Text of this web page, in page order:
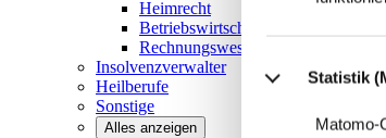
Statistik
Matomo-
Heimrecht
Betriebswirtschaftliche Beratung
Rechnungswesen/Controlling
Insolvenzverwalter
Heilberufe
Sonstige
Alles anzeigen